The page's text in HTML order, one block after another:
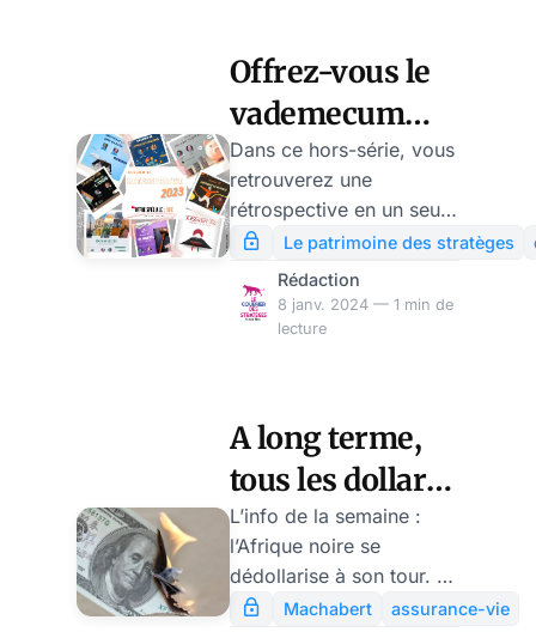
Offrez-vous le
vademecum
2024 de la
sécession
patrimoniale !
par Florent
Machabert
Dans ce hors-série, vous
retrouverez une
rétrospective en un seul
volume des 23 dossiers
parus en 2023.De l’Inde
au Japon, en passant par
la nature-investissement,
seulement 119€ (pour
tout achat avant le
31/01/24) tous les
numéros bimensuels de
sécession patrimoniale
de Florent Machabert
parus l’an passé en
Le patrimoine des stratèges
Rédaction
8 janv. 2024 — 1 min de
lecture
A long terme,
tous les dollars
seront morts,
par Florent
Machabert
L’info de la semaine :
l’Afrique noire se
dédollarise à son tour. La
dédollarisation du monde
Machabert
assurance-vie